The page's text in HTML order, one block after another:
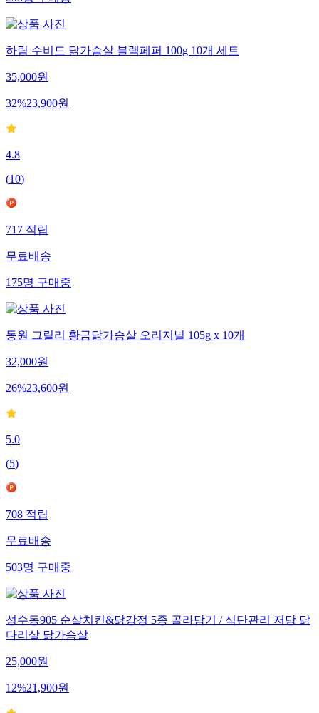
293명구매중
하림 수비드 닭가슴살 블랙페퍼 100g 10개 세트
35,000원
32%23,900원
4.8
(10)
717적립
무료배송
175명구매중
동원 그릴리 황금닭가슴살 오리지널 105g x 10개
32,000원
26%23,600원
5.0
(5)
708적립
무료배송
503명구매중
성수동905 순살치킨&닭강정 5종 골라담기 / 식단관리 저당 닭
다리살 닭가슴살
25,000원
12%21,900원